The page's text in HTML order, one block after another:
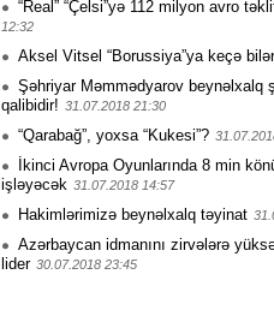
“Real” “Çelsi”yə 112 milyon avro
12:32
Aksel Vitsel “Borussiya”ya keçə bilər
Şəhriyar Məmmədyarov beynəlxalq
qalibidir! 31.07.2018 21:30
“Qarabağ”, yoxsa “Kukesi”?
İkinci Avropa Oyunlarında 8 min
işləyəcək 31.07.2018 14:57
Hakimlərimizə beynəlxalq təyinat
Azərbaycan idmanını zirvələrə
lider 30.07.2018 23:45